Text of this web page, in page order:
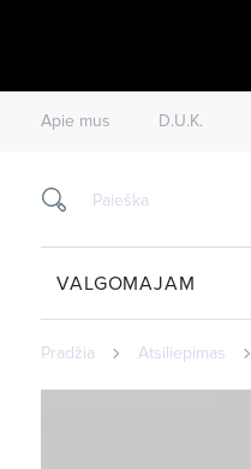
Apie mus D.U.K.
VALGOMAJAM
Pradžia Atsiliepimas